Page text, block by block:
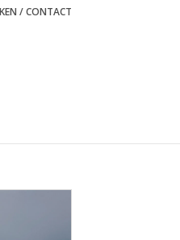
/ CONTACT